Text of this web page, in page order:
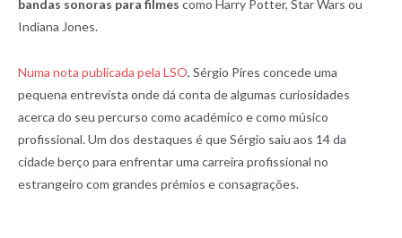
bandas sonoras para filmes como Harry Potter, Star Wars ou
Indiana Jones.
Numa nota publicada pela LSO, Sérgio Pires concede uma
pequena entrevista onde dá conta de algumas curiosidades
acerca do seu percurso como académico e como músico
profissional. Um dos destaques é que Sérgio saiu aos 14 da
cidade berço para enfrentar uma carreira profissional no
estrangeiro com grandes prémios e consagrações.